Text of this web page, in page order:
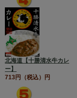
北海道【十勝清水牛カレ
ー】
713円（税込）円